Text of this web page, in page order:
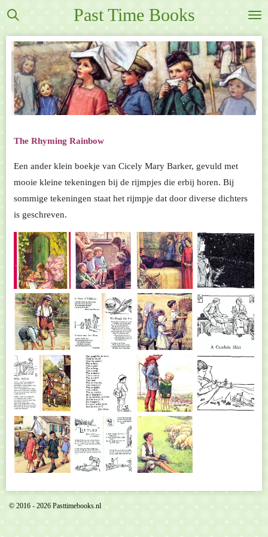
Ga
naar
de
hoofdinhoud
Past Time Books
The Rhyming Rainbow
Een ander klein boekje van Cicely Mary Barker, gevuld met
mooie kleine tekeningen bij de rijmpjes die erbij horen. Bij
sommige tekeningen staat het rijmpje dat door diverse dichters
is geschreven.
© 2016 - 2026 Pasttimebooks.nl